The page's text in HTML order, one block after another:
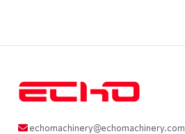
echomachinery@echomachinery.com